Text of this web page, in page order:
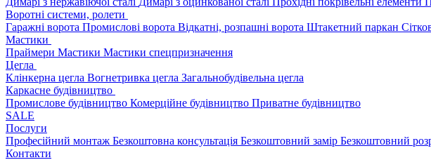
Воротні системи, ролети
Гаражні ворота Промислові ворота Відкатні, розпашні ворота Штакетний паркан
Мастики
Праймери Мастики Мастики спецпризначення
Цегла
Клінкерна цегла Вогнетривка цегла Загальнобудівельна цегла
Каркасне будівництво
Промислове будівництво Комерційне будівництво Приватне будівництво
SALE
Послуги
Професійний монтаж Безкоштовна консультація Безкоштовний замір Безкоштовний
Контакти